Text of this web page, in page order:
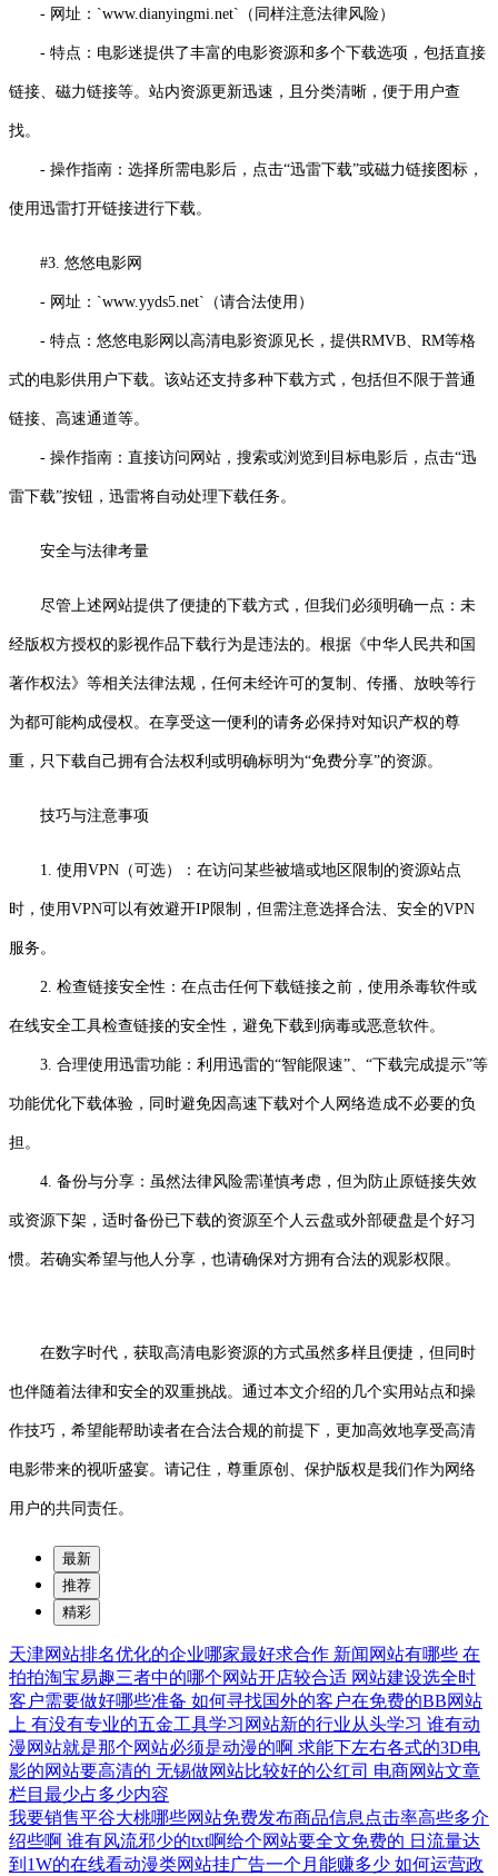
- 网址：`www.dianyingmi.net`（同样注意法律风险）
- 特点：电影迷提供了丰富的电影资源和多个下载选项，包括直接
链接、磁力链接等。站内资源更新迅速，且分类清晰，便于用户查
找。
- 操作指南：选择所需电影后，点击“迅雷下载”或磁力链接图标，
使用迅雷打开链接进行下载。
#3. 悠悠电影网
- 网址：`www.yyds5.net`（请合法使用）
- 特点：悠悠电影网以高清电影资源见长，提供RMVB、RM等格
式的电影供用户下载。该站还支持多种下载方式，包括但不限于普通
链接、高速通道等。
- 操作指南：直接访问网站，搜索或浏览到目标电影后，点击“迅
雷下载”按钮，迅雷将自动处理下载任务。
安全与法律考量
尽管上述网站提供了便捷的下载方式，但我们必须明确一点：未
经版权方授权的影视作品下载行为是违法的。根据《中华人民共和国
著作权法》等相关法律法规，任何未经许可的复制、传播、放映等行
为都可能构成侵权。在享受这一便利的请务必保持对知识产权的尊
重，只下载自己拥有合法权利或明确标明为“免费分享”的资源。
技巧与注意事项
1. 使用VPN（可选）：在访问某些被墙或地区限制的资源站点
时，使用VPN可以有效避开IP限制，但需注意选择合法、安全的VPN
服务。
2. 检查链接安全性：在点击任何下载链接之前，使用杀毒软件或
在线安全工具检查链接的安全性，避免下载到病毒或恶意软件。
3. 合理使用迅雷功能：利用迅雷的“智能限速”、“下载完成提示”等
功能优化下载体验，同时避免因高速下载对个人网络造成不必要的负
担。
4. 备份与分享：虽然法律风险需谨慎考虑，但为防止原链接失效
或资源下架，适时备份已下载的资源至个人云盘或外部硬盘是个好习
惯。若确实希望与他人分享，也请确保对方拥有合法的观影权限。
在数字时代，获取高清电影资源的方式虽然多样且便捷，但同时
也伴随着法律和安全的双重挑战。通过本文介绍的几个实用站点和操
作技巧，希望能帮助读者在合法合规的前提下，更加高效地享受高清
电影带来的视听盛宴。请记住，尊重原创、保护版权是我们作为网络
用户的共同责任。
最新
推荐
精彩
天津网站排名优化的企业哪家最好求合作 新闻网站有哪些 在
拍拍淘宝易趣三者中的哪个网站开店较合适 网站建设选全时
客户需要做好哪些准备 如何寻找国外的客户在免费的BB网站
上 有没有专业的五金工具学习网站新的行业从头学习 谁有动
漫网站就是那个网站必须是动漫的啊 求能下左右各式的3D电
影的网站要高清的 无锡做网站比较好的公红司 电商网站文章
栏目最少占多少内容
我要销售平谷大桃哪些网站免费发布商品信息点击率高些多介
绍些啊 谁有风流邪少的txt啊给个网站要全文免费的 日流量达
到1W的在线看动漫类网站挂广告一个月能赚多少 如何运营政